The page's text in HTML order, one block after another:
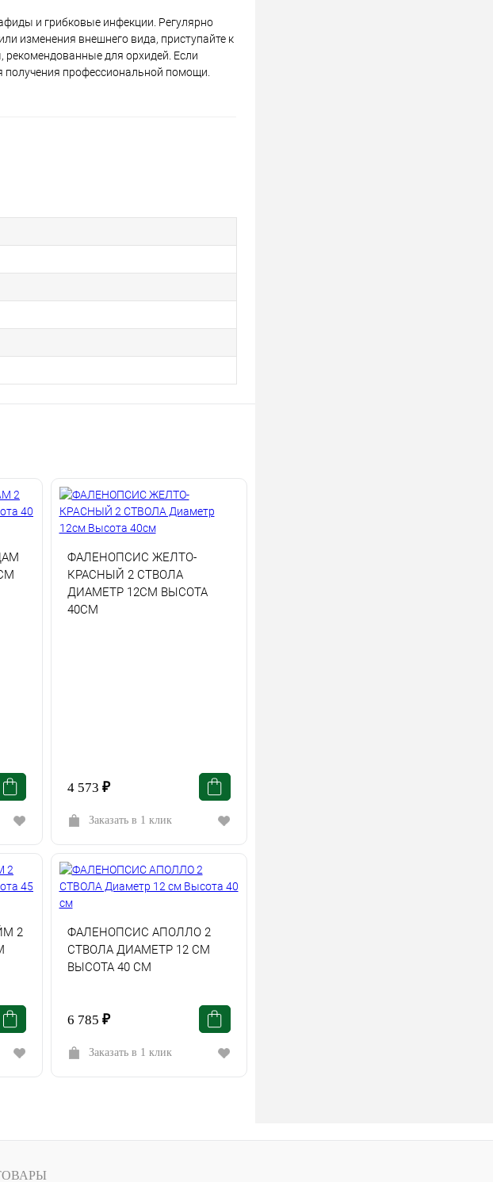
и грибковые инфекции. Регулярно
изменения внешнего вида, приступайте к
для орхидей. Если
получения профессиональной помощи.
ФАЛЕНОПСИС ЖЕЛТО-
КРАСНЫЙ 2 СТВОЛА
ДИАМЕТР 12СМ ВЫСОТА
40СМ
4 573 ₽
Заказать в 1 клик
2
ФАЛЕНОПСИС АПОЛЛО 2
СТВОЛА ДИАМЕТР 12 СМ
ВЫСОТА 40 СМ
6 785 ₽
Заказать в 1 клик